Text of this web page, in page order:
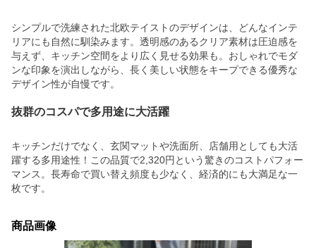
シンプルで洗練された北欧テイストのデザインは、どんなインテ
リアにも自然に馴染みます。透明感のあるクリア素材は圧迫感を
与えず、キッチン空間をより広く見せる効果も。おしゃれでモダ
ンな印象を演出しながら、長く美しい状態をキープできる優秀な
デザイン性が自慢です。
抜群のコスパで多用途に大活躍
キッチンだけでなく、玄関マットや洗面所、店舗用としても大活
躍する多用途性！この品質で2,320円という驚きのコストパフォー
マンス。長寿命で買い替え頻度も少なく、経済的にも大満足な一
枚です。
商品画像